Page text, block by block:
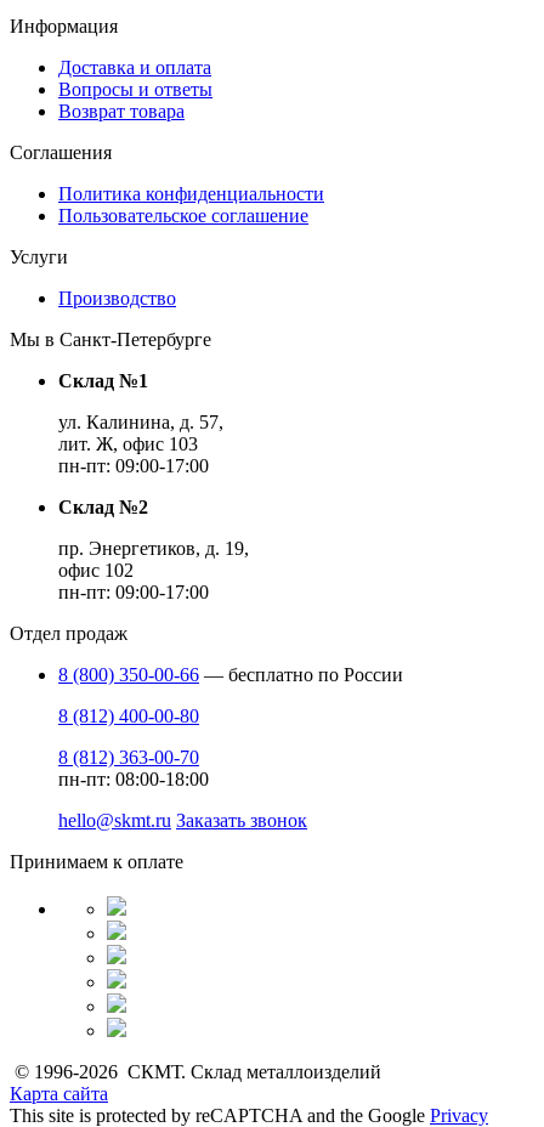
Информация
Доставка и оплата
Вопросы и ответы
Возврат товара
Соглашения
Политика конфиденциальности
Пользовательское соглашение
Услуги
Производство
Мы в Санкт-Петербурге
Склад №1
ул. Калинина, д. 57,
лит. Ж, офис 103
пн-пт: 09:00-17:00
Склад №2
пр. Энергетиков, д. 19,
офис 102
пн-пт: 09:00-17:00
Отдел продаж
8 (800) 350-00-66 — бесплатно по России
8 (812) 400-00-80
8 (812) 363-00-70
пн-пт: 08:00-18:00
hello@skmt.ru Заказать звонок
Принимаем к оплате
© 1996-2026 СКМТ. Склад металлоизделий
Карта сайта
This site is protected by reCAPTCHA and the Google Privacy